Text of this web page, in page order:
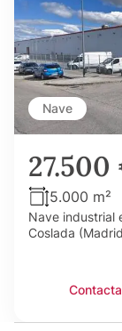
Nave
27.500
5.000 m²
Nave industrial
Coslada